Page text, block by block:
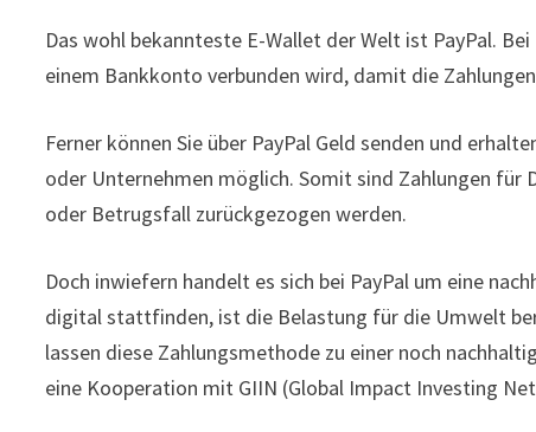
Das wohl bekannteste E-Wallet der Welt ist PayPal.
einem Bankkonto verbunden wird, damit die
Ferner können Sie über PayPal Geld senden und
oder Unternehmen möglich. Somit sind Zahlungen
oder Betrugsfall zurückgezogen werden.
Doch inwiefern handelt es sich bei PayPal um eine
digital stattfinden, ist die Belastung für die Umwelt
lassen diese Zahlungsmethode zu einer noch
eine Kooperation mit GIIN (Global Impact Investing